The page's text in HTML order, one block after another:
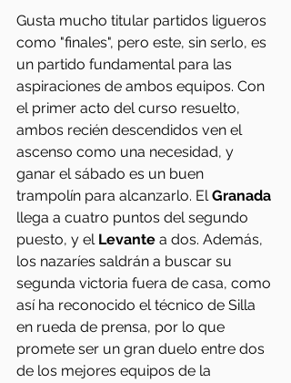
Gusta mucho titular partidos ligueros
como "finales", pero este, sin serlo, es
un partido fundamental para las
aspiraciones de ambos equipos. Con
el primer acto del curso resuelto,
ambos recién descendidos ven el
ascenso como una necesidad, y
ganar el sábado es un buen
trampolín para alcanzarlo. El Granada
llega a cuatro puntos del segundo
puesto, y el Levante a dos. Además,
los nazaríes saldrán a buscar su
segunda victoria fuera de casa, como
así ha reconocido el técnico de Silla
en rueda de prensa, por lo que
promete ser un gran duelo entre dos
de los mejores equipos de la